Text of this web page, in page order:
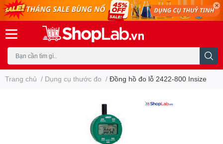
Trang chủ / Dụng cụ thước đo / Đồng hồ đo lỗ 2422-800 Insize